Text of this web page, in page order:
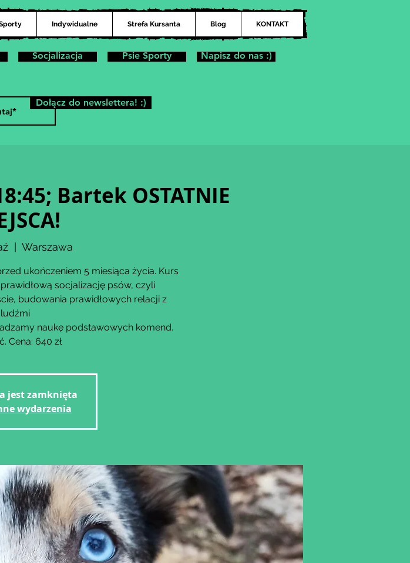
Indywidualne Strefa Kursanta Blog KONTAKT
Socjalizacja Psie Sporty Napisz do nas :)
Bartek OSTATNIE
  |
Warszawa
ukończeniem 5 miesiąca życia. Kurs
socjalizację psów, czyli
budowania prawidłowych relacji z
ludźmi
naukę podstawowych komend.
Cena: 640 zł
jest zamknięta
wydarzenia
Dołącz do newslettera! :)